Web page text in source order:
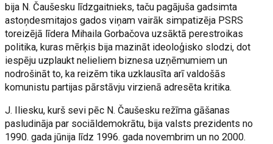
bija N. Čaušesku līdzgaitnieks, taču pagājuša gadsimta
astoņdesmitajos gados viņam vairāk simpatizēja PSRS
toreizējā līdera Mihaila Gorbačova uzsāktā perestroikas
politika, kuras mērķis bija mazināt ideoloģisko slodzi, dot
iespēju uzplaukt nelieliem biznesa uzņēmumiem un
nodrošināt to, ka reizēm tika uzklausīta arī valdošās
komunistu partijas pārstāvju virzienā adresēta kritika.
J. Iliesku, kurš sevi pēc N. Čaušesku režīma gāšanas
pasludināja par sociāldemokrātu, bija valsts prezidents no
1990. gada jūnija līdz 1996. gada novembrim un no 2000.